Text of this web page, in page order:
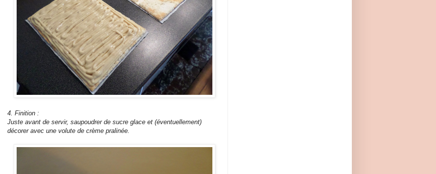
4. Finition :
Juste avant de servir, saupoudrer de sucre glace et (éventuellement)
décorer avec une volute de crème pralinée.